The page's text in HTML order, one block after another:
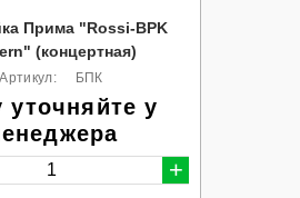
Прима "Rossi-BPK
(концертная)
Артикул: БПК
уточняйте у
+